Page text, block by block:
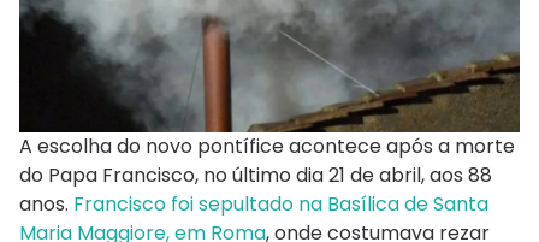
A escolha do novo pontífice acontece após a morte
do Papa Francisco, no último dia 21 de abril, aos 88
anos. Francisco foi sepultado na Basílica de Santa
Maria Maggiore, em Roma, onde costumava rezar